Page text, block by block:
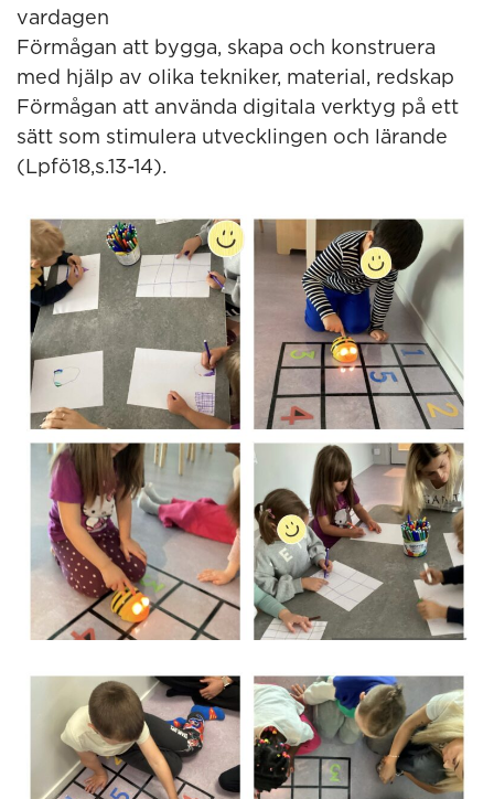
vardagen
Förmågan att bygga, skapa och konstruera
med hjälp av olika tekniker, material, redskap
Förmågan att använda digitala verktyg på ett
sätt som stimulera utvecklingen och lärande
(Lpfö18,s.13-14).